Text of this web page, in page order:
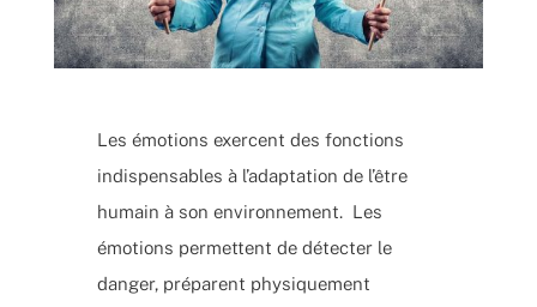
Les émotions exercent des fonctions
indispensables à l’adaptation de l’être
humain à son environnement. Les
émotions permettent de détecter le
danger, préparent physiquement